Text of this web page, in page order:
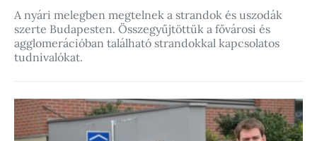
A nyári melegben megtelnek a strandok és uszodák
szerte Budapesten. Összegyűjtöttük a fővárosi és
agglomerációban található strandokkal kapcsolatos
tudnivalókat.